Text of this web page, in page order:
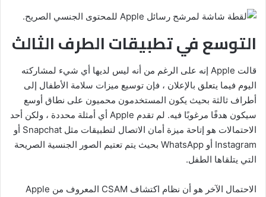
التوسع في تطبيقات الطرف الثالث
قالت Apple إنه على الرغم من أنه ليس لديها أي شيء لمشاركته
اليوم فيما يتعلق بالإعلان ، فإن توسيع ميزات سلامة الأطفال إلى
أطراف ثالثة بحيث يكون المستخدمون محميون على نطاق أوسع
سيكون هدفًا مرغوبًا فيه. لم تقدم Apple أي أمثلة محددة ، ولكن أحد
الاحتمالات هو إتاحة ميزة أمان الاتصال لتطبيقات مثل Snapchat أو
Instagram أو WhatsApp بحيث يتم تعتيم الصور الجنسية الصريحة
التي يتلقاها الطفل.
الاحتمال الآخر هو أن نظام اكتشاف CSAM المعروف من Apple